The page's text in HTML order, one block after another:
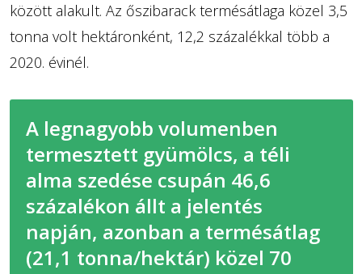
között alakult. Az őszibarack termésátlaga közel 3,5
tonna volt hektáronként, 12,2 százalékkal több a
2020. évinél.
A legnagyobb volumenben
termesztett gyümölcs, a téli
alma szedése csupán 46,6
százalékon állt a jelentés
napján, azonban a termésátlag
(21,1 tonna/hektár) közel 70